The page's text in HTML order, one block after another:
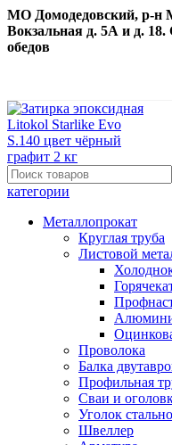
МО Домодедовский, р-н
Вокзальная д. 5А и д.
обедов
категории
Металлопрокат
Круглая труба
Листовой
Проволока
Балка
Профильная
Сваи и
Уголок
Швеллер